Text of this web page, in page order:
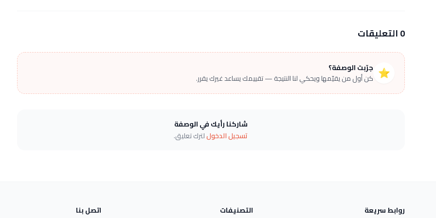
0 التعليقات
⭐ جرّبت الوصفة؟
كن أول من يقيّمها ويحكي لنا النتيجة — تقييمك يساعد غيرك يقرر.
شاركنا رأيك في الوصفة
تسجيل الدخوللترك تعليق.
روابط سريعة التصنيفات اتصل بنا